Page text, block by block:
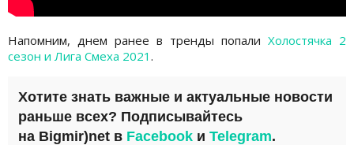
Напомним, днем ранее в тренды попали Холостячка 2
сезон и Лига Смеха 2021 .
Хотите знать важные и актуальные новости
раньше всех? Подписывайтесь
на Bigmir)net в Facebook и Telegram.